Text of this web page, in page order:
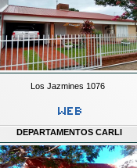
Los Jazmines 1076
DEPARTAMENTOS CARLI